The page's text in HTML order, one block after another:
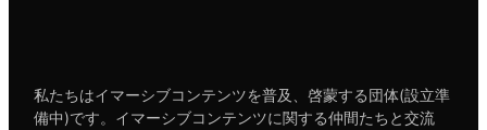
私たちはイマーシブコンテンツを普及、啓蒙する団体(設立準
備中)です。イマーシブコンテンツに関する仲間たちと交流